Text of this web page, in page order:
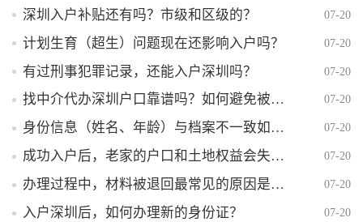
深圳入户补贴还有吗？市级和区级的？ 07-20
计划生育（超生）问题现在还影响入户吗？ 07-20
有过刑事犯罪记录，还能入户深圳吗？ 07-20
找中介代办深圳户口靠谱吗？如何避免被骗？ 07-20
身份信息（姓名、年龄）与档案不一致如何解决？ 07-20
成功入户后，老家的户口和土地权益会失去吗？ 07-20
办理过程中，材料被退回最常见的原因是什么？ 07-20
入户深圳后，如何办理新的身份证？ 07-20